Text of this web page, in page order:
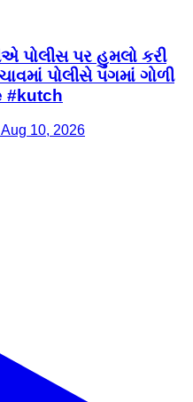
પોલીસ પર હુમલો કરી
પોલીસે પગમાં ગોળી
#kutch
10, 2026